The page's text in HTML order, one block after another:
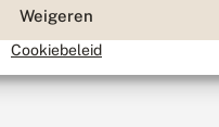
Weigeren
Cookiebeleid